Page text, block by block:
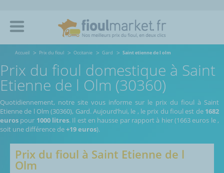
Accueil Prix du fioul Occitanie Gard Saint etienne de l olm
Prix du fioul domestique à Saint
Etienne de l Olm (30360)
Quotidiennement, notre site vous informe sur le prix du fioul à Saint
Etienne de l Olm (30360), Gard.Aujourd’hui, le , le prix du fioul est de 1682
euros pour 1000 litres. Il est en hausse par rapport à hier (1663 euros le,
soit une différence de+19 euros).
Prix du fioul à Saint Etienne de l
Olm